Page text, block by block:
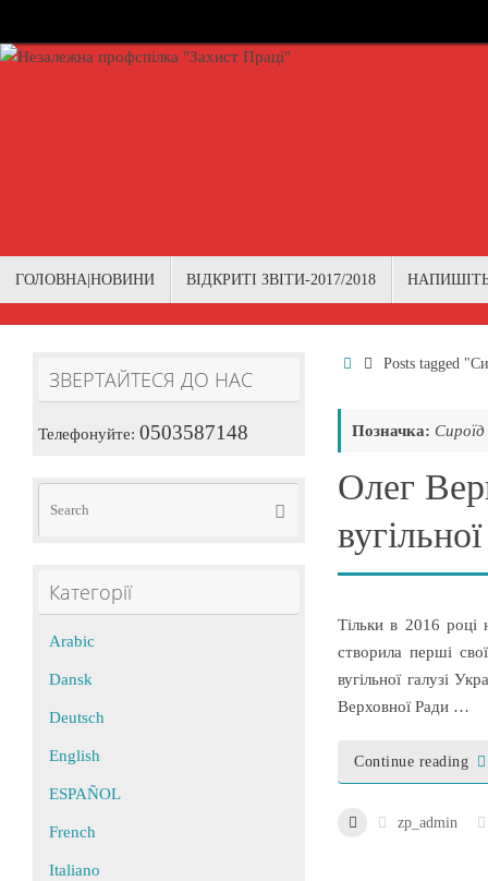
to
content
ГОЛОВНА|НОВИНИ ВІДКРИТІ ЗВІТИ-2017/2018
HomePosts tagged
Позначка: Сироїд
Олег
Тільки в 2016 році
створила перші
вугільної галузі
Верховної Ради …
Continue reading
zp_admin
ЗВЕРТАЙТЕСЯ ДО НАС
Телефонуйте: 0503587148
Search
Search
Категорії
Arabic
Dansk
Deutsch
English
ESPAÑOL
French
Italiano